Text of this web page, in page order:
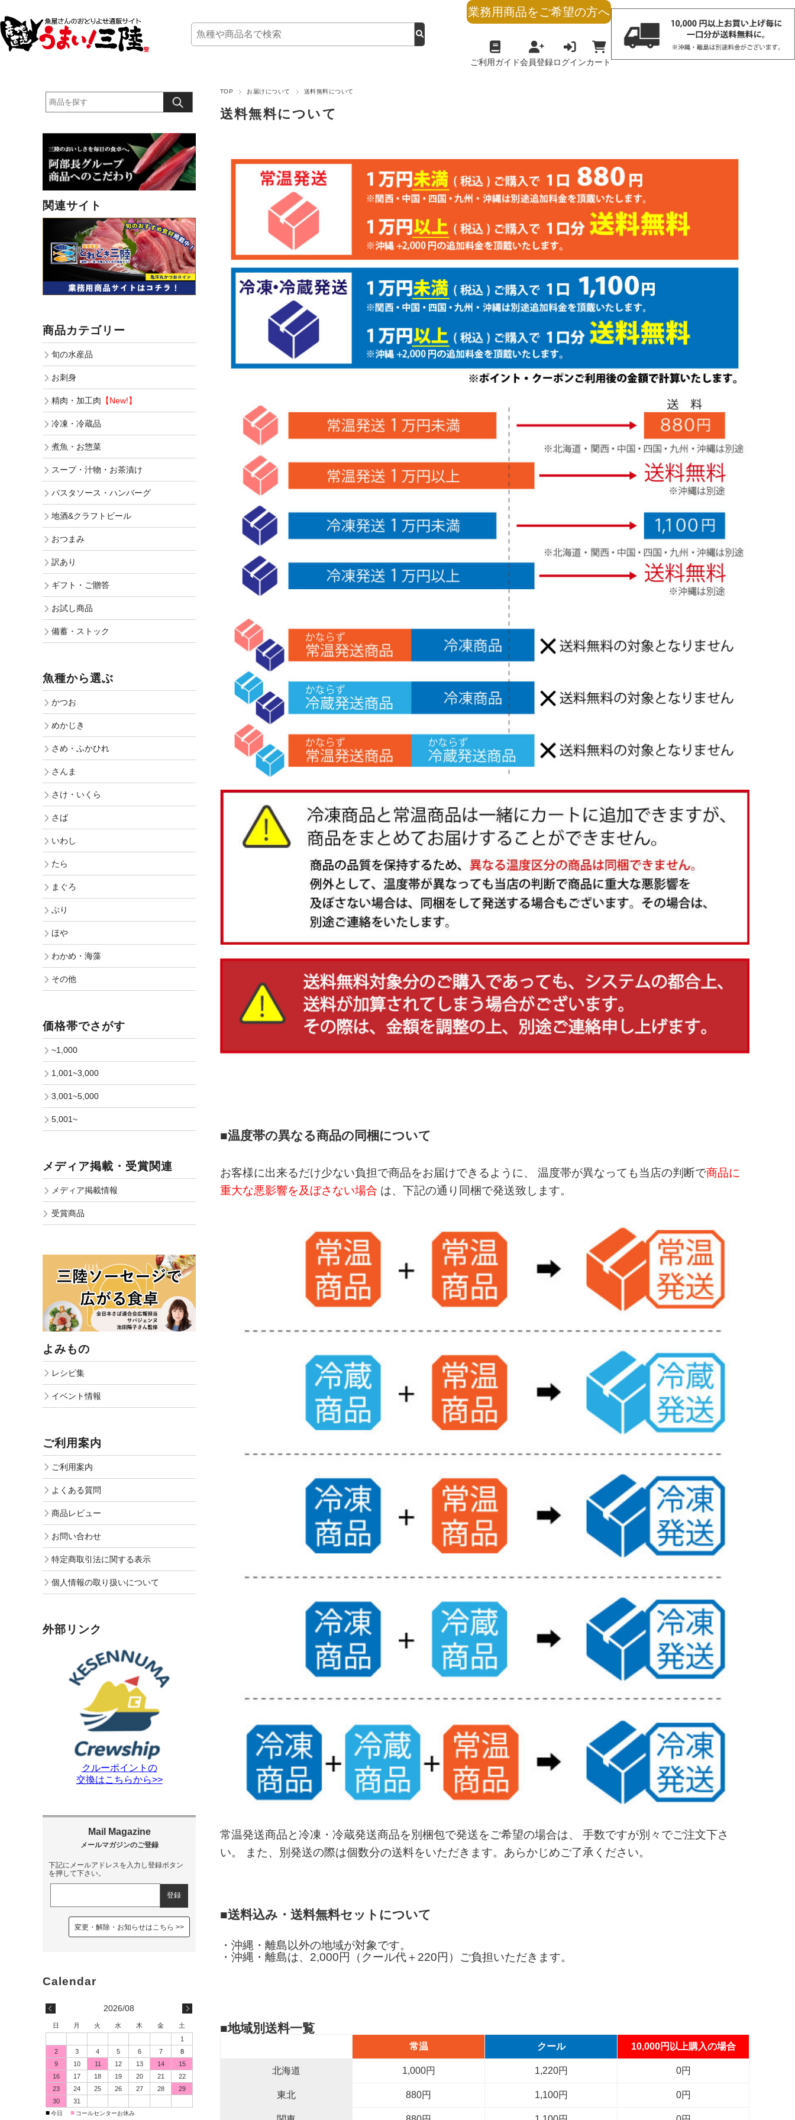
業務用商品をご希望の方へ
ご利用ガイド会員登録ログインカート
TOP お届けについて 送料無料について
送料無料について
■温度帯の異なる商品の同梱について
お客様に出来るだけ少ない負担で商品をお届けできるように、 温度帯が異なっても当店の判断で商品に
重大な悪影響を及ぼさない場合 は、下記の通り同梱で発送致します。
常温発送商品と冷凍・冷蔵発送商品を別梱包で発送をご希望の場合は、 手数ですが別々でご注文下さ
い。 また、別発送の際は個数分の送料をいただきます。あらかじめご了承ください。
■送料込み・送料無料セットについて
・沖縄・離島以外の地域が対象です。
・沖縄・離島は、2,000円（クール代＋220円）ご負担いただきます。
■地域別送料一覧
常温 クール 10,000円以上購入の場合
北海道 1,000円 1,220円 0円
東北 880円 1,100円 0円
関連サイト
商品カテゴリー
旬の水産品
お刺身
精肉・加工肉 【New!】
冷凍・冷蔵品
煮魚・お惣菜
スープ・汁物・お茶漬け
パスタソース・ハンバーグ
地酒&クラフトビール
おつまみ
訳あり
ギフト・ご贈答
お試し商品
備蓄・ストック
魚種から選ぶ
かつお
めかじき
さめ・ふかひれ
さんま
さけ・いくら
さば
いわし
たら
まぐろ
ぶり
ほや
わかめ・海藻
その他
価格帯でさがす
~1,000
1,001~3,000
3,001~5,000
5,001~
メディア掲載・受賞関連
メディア掲載情報
受賞商品
よみもの
レシピ集
イベント情報
ご利用案内
ご利用案内
よくある質問
商品レビュー
お問い合わせ
特定商取引法に関する表示
個人情報の取り扱いについて
外部リンク
クルーポイントの
交換はこちらから>>
下記にメールアドレスを入力し登録ボタン
を押して下さい。
変更・解除・お知らせはこちら
2026/08
日 月 火 水 木 金
土
1
2
3 4 5 6 7
8
9
10 11 12 13 14
15
16
17 18 19 20 21
22
23
24 25 26 27 28
29
30
31
■今日 ■ コールセンターお休み